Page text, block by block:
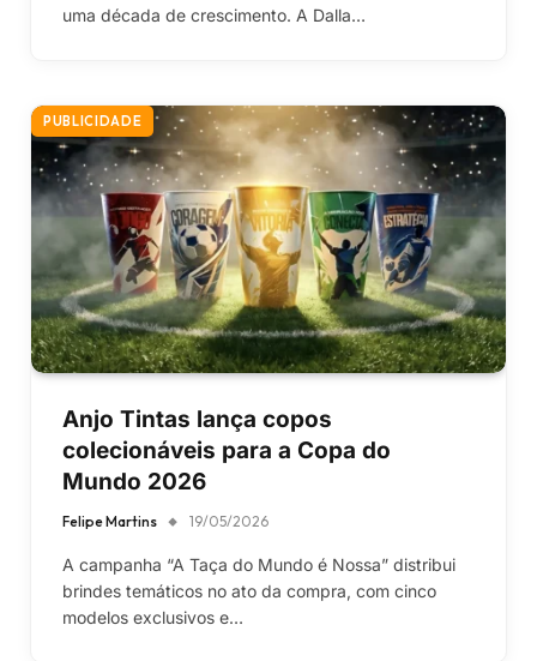
uma década de crescimento. A Dalla…
PUBLICIDADE
Anjo Tintas lança copos
colecionáveis para a Copa do
Mundo 2026
Felipe Martins 19/05/2026
A campanha “A Taça do Mundo é Nossa” distribui
brindes temáticos no ato da compra, com cinco
modelos exclusivos e…